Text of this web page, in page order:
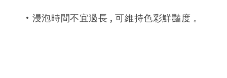
• 浸泡時間不宜過長 , 可維持色彩鮮豔度 。